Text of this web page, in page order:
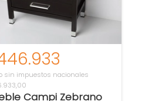
sin impuestos nacionales
Campi Zebrano